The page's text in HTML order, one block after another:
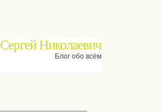
Николаевич
Блог обо всём